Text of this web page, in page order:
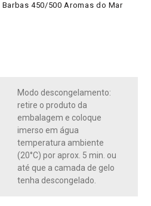
450/500 Aromas do Mar
Modo descongelamento:
retire o produto da
embalagem e coloque
imerso em água
temperatura ambiente
(20°C) por aprox. 5 min. ou
até que a camada de gelo
tenha descongelado.